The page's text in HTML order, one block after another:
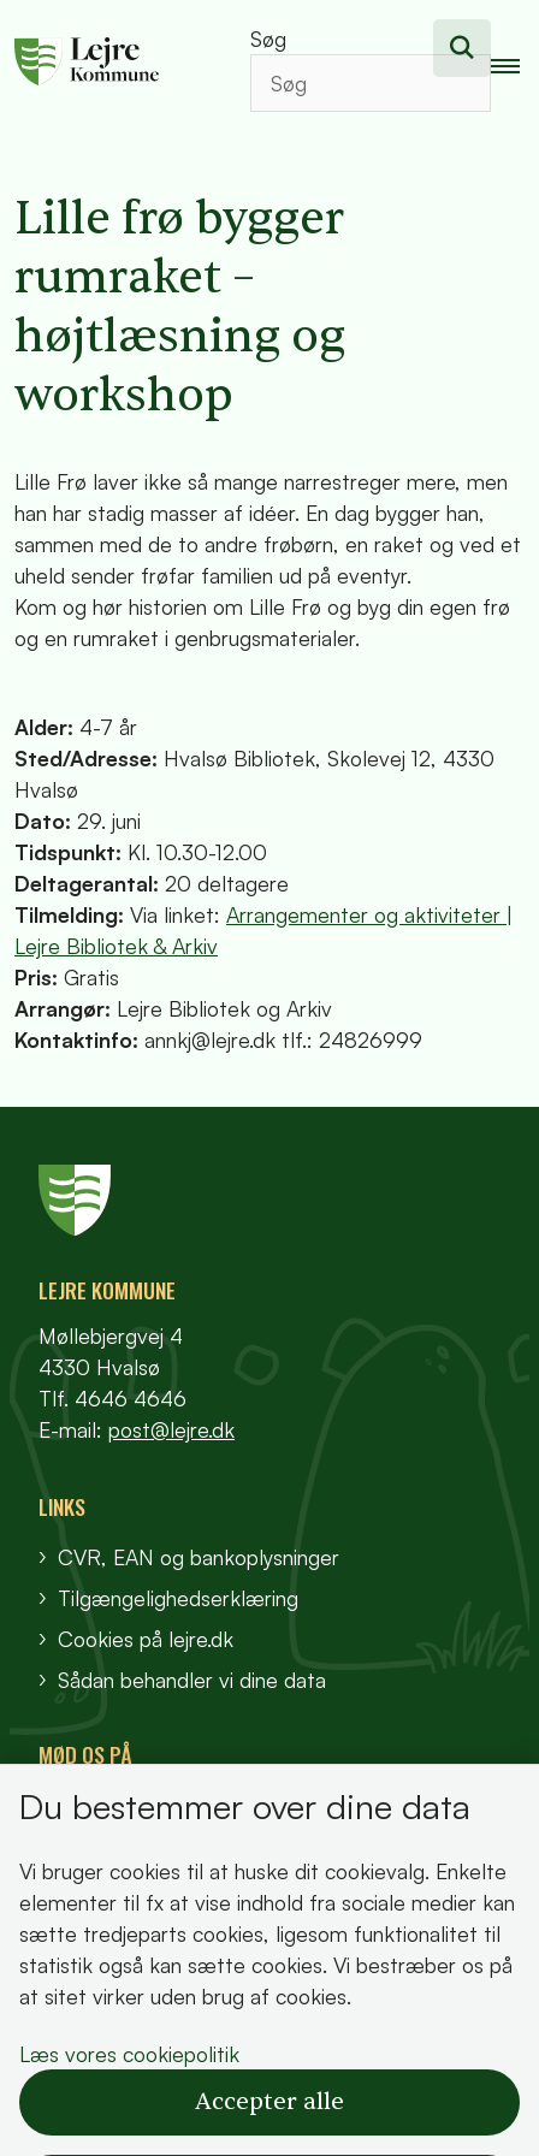
Søg
Lille frø bygger
rumraket –
højtlæsning og
workshop
Lille Frø laver ikke så mange narrestreger mere, men
han har stadig masser af idéer. En dag bygger han,
sammen med de to andre frøbørn, en raket og ved et
uheld sender frøfar familien ud på eventyr.
Kom og hør historien om Lille Frø og byg din egen frø
og en rumraket i genbrugsmaterialer.
Alder: 4-7 år
Sted/Adresse: Hvalsø Bibliotek, Skolevej 12, 4330
Hvalsø
Dato: 29. juni
Tidspunkt: Kl. 10.30-12.00
Deltagerantal: 20 deltagere
Tilmelding: Via linket: Arrangementer og aktiviteter |
Lejre Bibliotek & Arkiv
Pris: Gratis
Arrangør: Lejre Bibliotek og Arkiv
Kontaktinfo: annkj@lejre.dk tlf.: 24826999
LEJRE KOMMUNE
Møllebjergvej 4
4330 Hvalsø
Tlf. 4646 4646
E-mail: post@lejre.dk
LINKS
CVR, EAN og bankoplysninger
Tilgængelighedserklæring
Cookies på lejre.dk
Sådan behandler vi dine data
MØD OS PÅ
VisitFjordlandet
Oplev Lejre
Dette indhold kræver cookies for at blive vist
Du bestemmer over dine data
Vi bruger cookies til at huske dit cookievalg. Enkelte
elementer til fx at vise indhold fra sociale medier kan
sætte tredjeparts cookies, ligesom funktionalitet til
statistik også kan sætte cookies. Vi bestræber os på
at sitet virker uden brug af cookies.
Læs vores cookiepolitik
Accepter alle